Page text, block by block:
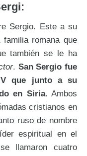
Sergio. Este a su
romana que
también se le ha
. San Sergio fue
que junto a su
en Siria. Ambos
cristianos en
ruso de nombre
espiritual en el
llamaron cuatro